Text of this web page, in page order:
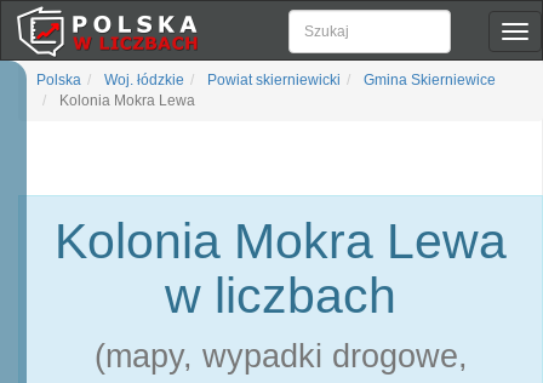
Polska Woj. łódzkie Powiat skierniewicki
Gmina Skierniewice
Kolonia Mokra Lewa
Kolonia Mokra Lewa
w liczbach
(mapy, wypadki drogowe,